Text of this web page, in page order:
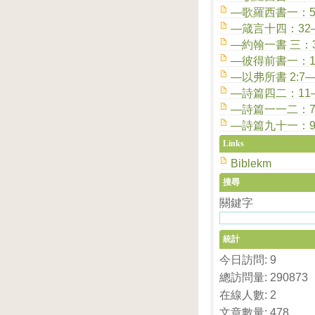
—歌羅西書一
—箴言十四：
—約翰一書 三
—彼得前書一：
—以弗所書
—詩篇四二：
—詩篇一一二
—詩篇九十一：
Links
Biblekm
搜尋
關鍵字
統計
今日訪問: 9
總訪問量: 290873
在線人數: 2
文章數量: 478